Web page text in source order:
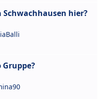
Schwachhausen hier?